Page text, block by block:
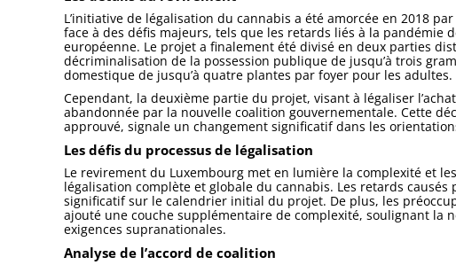
L’initiative de légalisation du cannabis a été amorcée en 2018
face à des défis majeurs, tels que les retards liés à la pandémie
européenne. Le projet a finalement été divisé en deux parties
décriminalisation de la possession publique de jusqu’à trois
domestique de jusqu’à quatre plantes par foyer pour les adultes.
Cependant, la deuxième partie du projet, visant à légaliser
abandonnée par la nouvelle coalition gouvernementale. Cette
approuvé, signale un changement significatif dans les
Les défis du processus de légalisation
Le revirement du Luxembourg met en lumière la complexité et
légalisation complète et globale du cannabis. Les retards
significatif sur le calendrier initial du projet. De plus, les
ajouté une couche supplémentaire de complexité, soulignant la
exigences supranationales.
Analyse de l’accord de coalition